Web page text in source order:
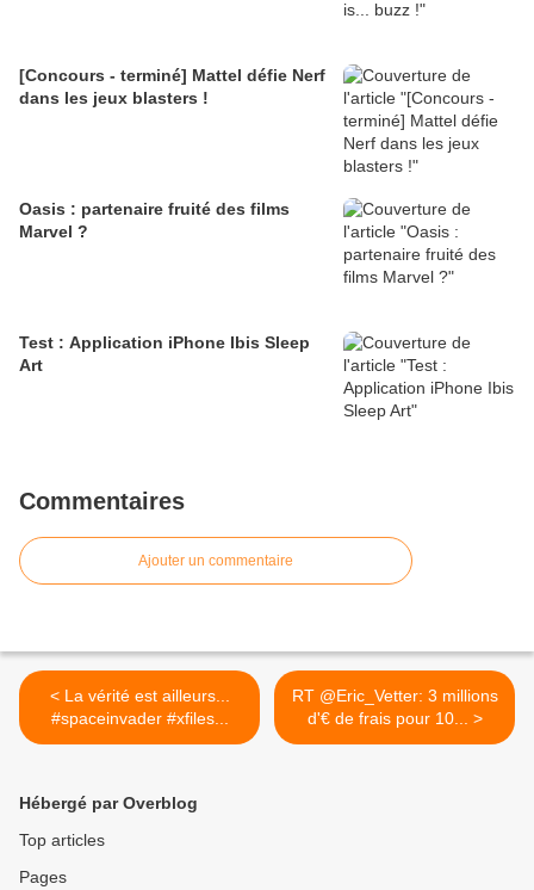
[Concours - terminé] Mattel défie Nerf
dans les jeux blasters !
Oasis : partenaire fruité des films
Marvel ?
Test : Application iPhone Ibis Sleep
Art
Commentaires
Ajouter un commentaire
< La vérité est ailleurs...
#spaceinvader #xfiles...
RT @Eric_Vetter: 3 millions
d'€ de frais pour 10... >
Hébergé par Overblog
Top articles
Pages